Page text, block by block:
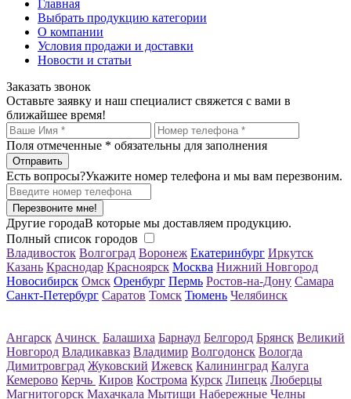
Главная
Выбрать продукцию категории
О компании
Условия продажи и доставки
Новости и статьи
Заказать звонок
Оставьте заявку и наш специалист свяжется с вами в
ближайшее время!
Поля отмеченные * обязательны для заполнения
Есть вопросы?Укажите номер телефона и мы вам перезвоним.
Перезвоните мне!
Другие городаВ которые мы доставляем продукцию.
Полный список городов
Владивосток Волгоград Воронеж Екатеринбург Иркутск
Казань Краснодар Красноярск Москва Нижний Новгород
Новосибирск Омск Оренбург Пермь Ростов-на-Дону Самара
Санкт-Петербург Саратов Томск Тюмень Челябинск
Ангарск Ачинск Балашиха Барнаул Белгород Брянск Великий
Новгород Владикавказ Владимир Волгодонск Вологда
Димитровград Жуковский Ижевск Калининград Калуга
Кемерово Керчь Киров Кострома Курск Липецк Люберцы
Магнитогорск Махачкала Мытищи Набережные Челны